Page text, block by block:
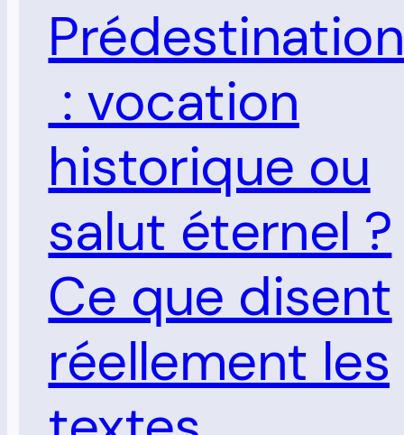
Prédestination
: vocation
historique ou
salut éternel ?
Ce que disent
réellement les